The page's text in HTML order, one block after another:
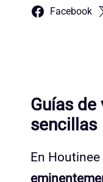
Facebook
Guías
sencillas
En